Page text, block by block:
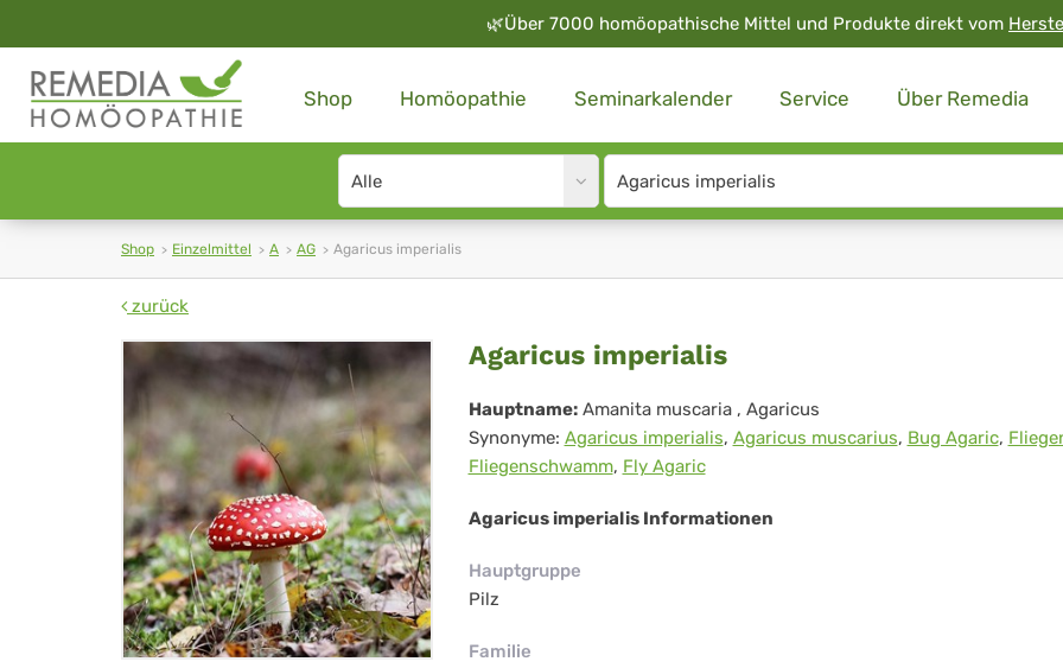
🌿Über 7000 homöopathische Mittel und Produkte direkt vom
Shop Homöopathie Seminarkalender Service Über Remedia
Search
type
Site
search
input
Shop Einzelmittel A AG Agaricus imperialis
zurück
Agaricus
imperialis
Agaricus imperialis
Hauptname: Amanita muscaria , Agaricus
Synonyme: Agaricus imperialis, Agaricus muscarius, Bug Agaric,
Fliegenschwamm, Fly Agaric
Agaricus imperialis Informationen
Hauptgruppe
Pilz
Familie